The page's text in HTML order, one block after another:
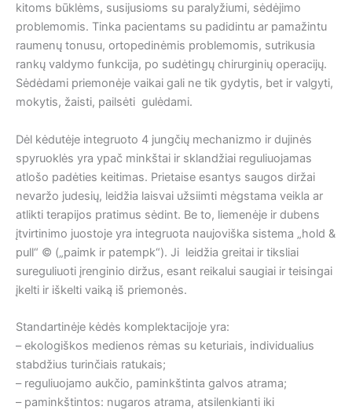
kitoms būklėms, susijusioms su paralyžiumi, sėdėjimo
problemomis. Tinka pacientams su padidintu ar pamažintu
raumenų tonusu, ortopedinėmis problemomis, sutrikusia
rankų valdymo funkcija, po sudėtingų chirurginių operacijų.
Sėdėdami priemonėje vaikai gali ne tik gydytis, bet ir valgyti,
mokytis, žaisti, pailsėti gulėdami.
Dėl kėdutėje integruoto 4 jungčių mechanizmo ir dujinės
spyruoklės yra ypač minkštai ir sklandžiai reguliuojamas
atlošo padėties keitimas. Prietaise esantys saugos diržai
nevaržo judesių, leidžia laisvai užsiimti mėgstama veikla ar
atlikti terapijos pratimus sėdint. Be to, liemenėje ir dubens
įtvirtinimo juostoje yra integruota naujoviška sistema „hold &
pull“ © („paimk ir patempk“). Ji leidžia greitai ir tiksliai
sureguliuoti įrenginio diržus, esant reikalui saugiai ir teisingai
įkelti ir iškelti vaiką iš priemonės.
Standartinėje kėdės komplektacijoje yra:
– ekologiškos medienos rėmas su keturiais, individualius
stabdžius turinčiais ratukais;
– reguliuojamo aukčio, paminkštinta galvos atrama;
– paminkštintos: nugaros atrama, atsilenkianti iki